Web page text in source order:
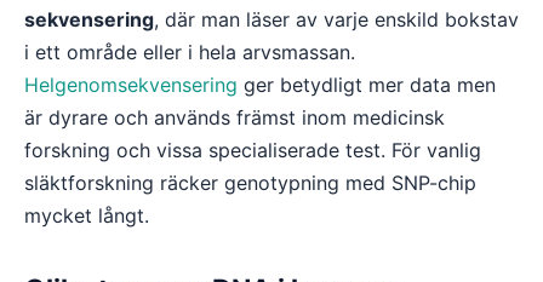
sekvensering, där man läser av varje enskild bokstav
i ett område eller i hela arvsmassan.
Helgenomsekvensering ger betydligt mer data men
är dyrare och används främst inom medicinsk
forskning och vissa specialiserade test. För vanlig
släktforskning räcker genotypning med SNP-chip
mycket långt.